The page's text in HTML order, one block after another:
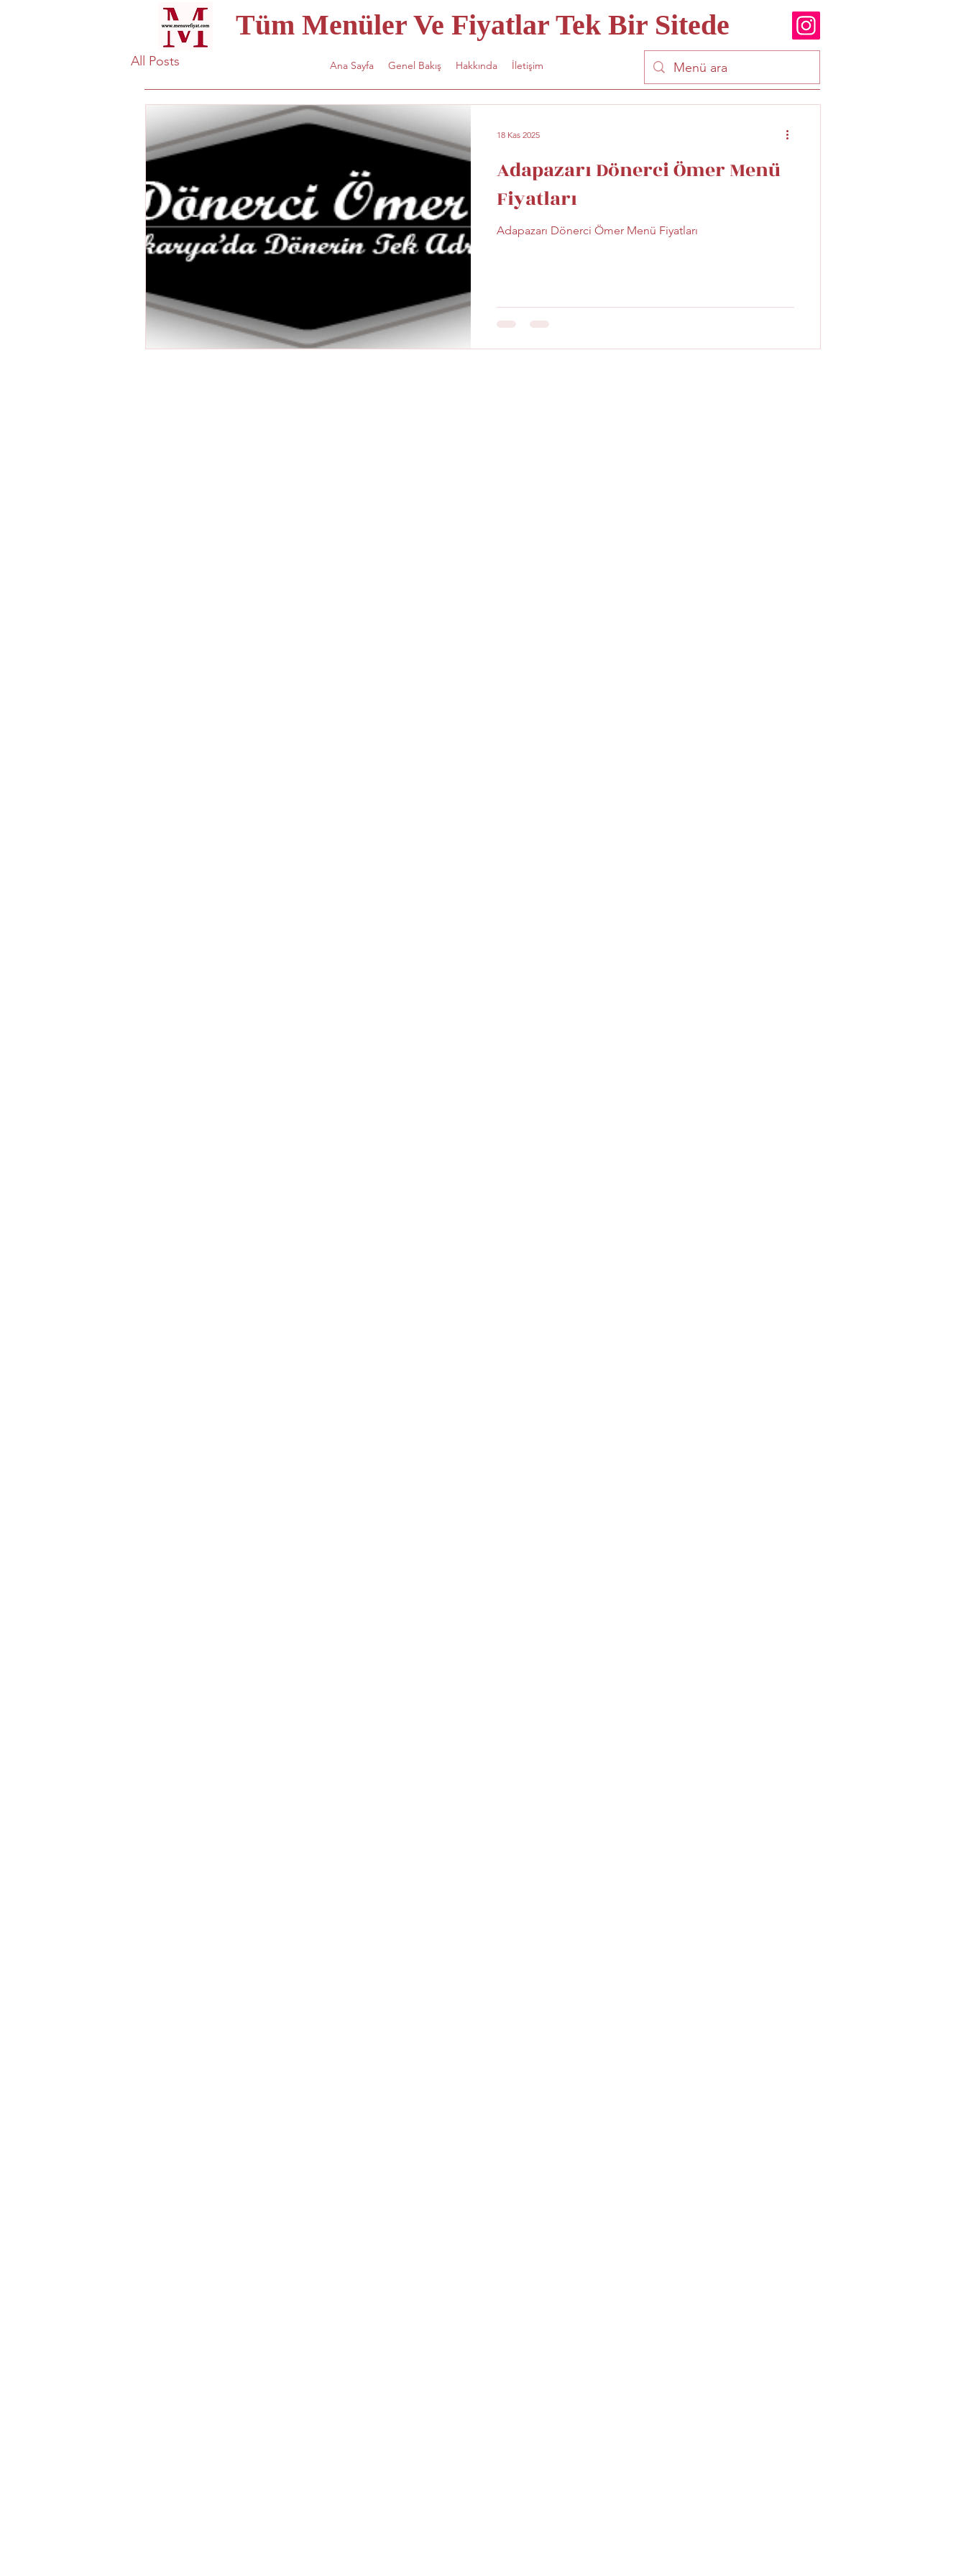
Tüm Menüler Ve Fiyatlar Tek Bir Sitede
Ana Sayfa Genel Bakış Hakkında İletişim
All Posts
Adapazarı Dönerci Ömer Menü
Fiyatları
Adapazarı Dönerci Ömer Menü Fiyatları
18 Kas 2025